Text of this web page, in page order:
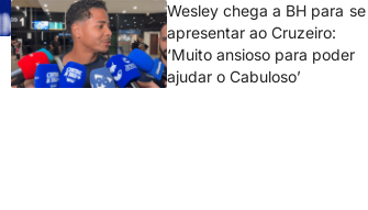
Wesley chega a BH para se
apresentar ao Cruzeiro:
‘Muito ansioso para poder
ajudar o Cabuloso’